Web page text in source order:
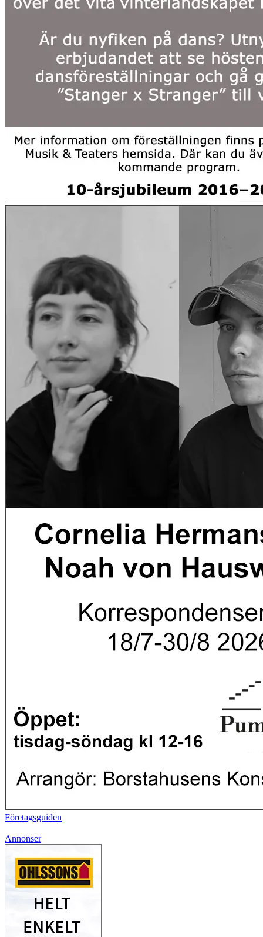
Företagsguiden
Annonser